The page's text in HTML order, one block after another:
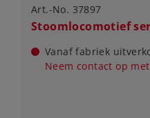
Art.-No. 37897
Stoomlocomotief
Vanaf fabriek
Neem contact op